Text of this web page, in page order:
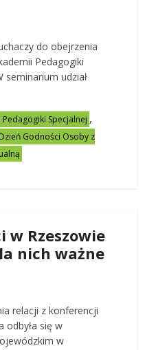
do obejrzenia
Pedagogiki
seminarium udział
Specjalnej ,
Dzień Godności Osoby z
w Rzeszowie
nich ważne
relacji z konferencji
odbyła się w
w